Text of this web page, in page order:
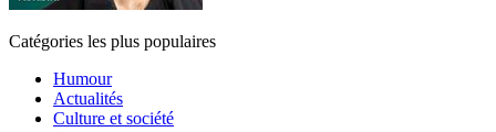
Catégories les plus populaires
Humour
Actualités
Culture et société